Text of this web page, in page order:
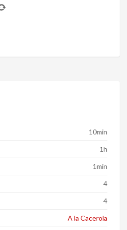
10min
1h
1min
4
4
A la Cacerola